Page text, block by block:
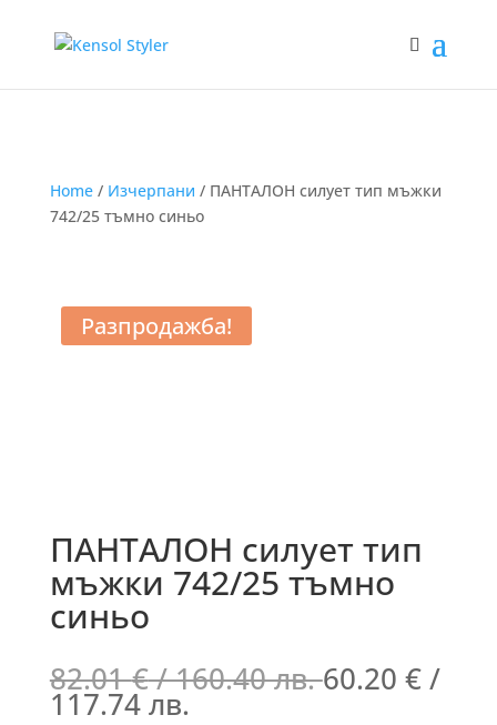
Home/ Изчерпани / ПАНТАЛОН силует тип мъжки
742/25 тъмно синьо
Разпродажба!
ПАНТАЛОН силует тип
мъжки 742/25 тъмно
синьо
82.01€/ 160.40 лв.60.20 €/
117.74 лв.